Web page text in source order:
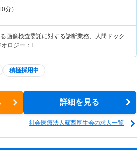
分）
画像検査委託に対する診断業務、人間ドック
オロジー：I…
積極採用中
詳細を見る
社会医療法人蘇西厚生会の求人一覧